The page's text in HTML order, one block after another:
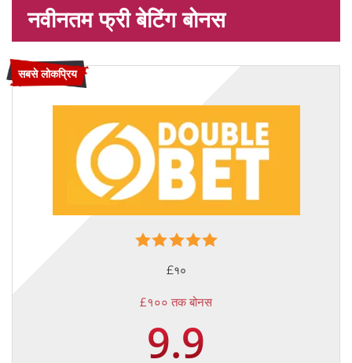
नवीनतम फ्री बेटिंग बोनस
सबसे लोकप्रिय
£१०
£१०० तक बोनस
9.9